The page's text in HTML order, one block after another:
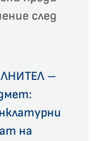
след
–
на